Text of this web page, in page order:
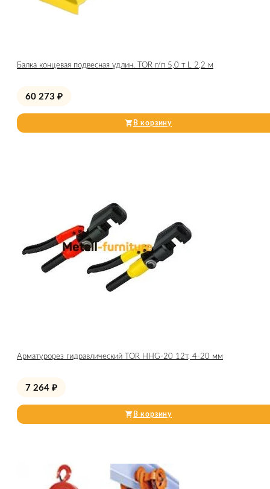
Балка концевая подвесная удлин. TOR г/п 5,0 т L 2,2 м
60 273 ₽
В корзину
Арматурорез гидравлический TOR HHG-20 12т, 4-20 мм
7 264 ₽
В корзину